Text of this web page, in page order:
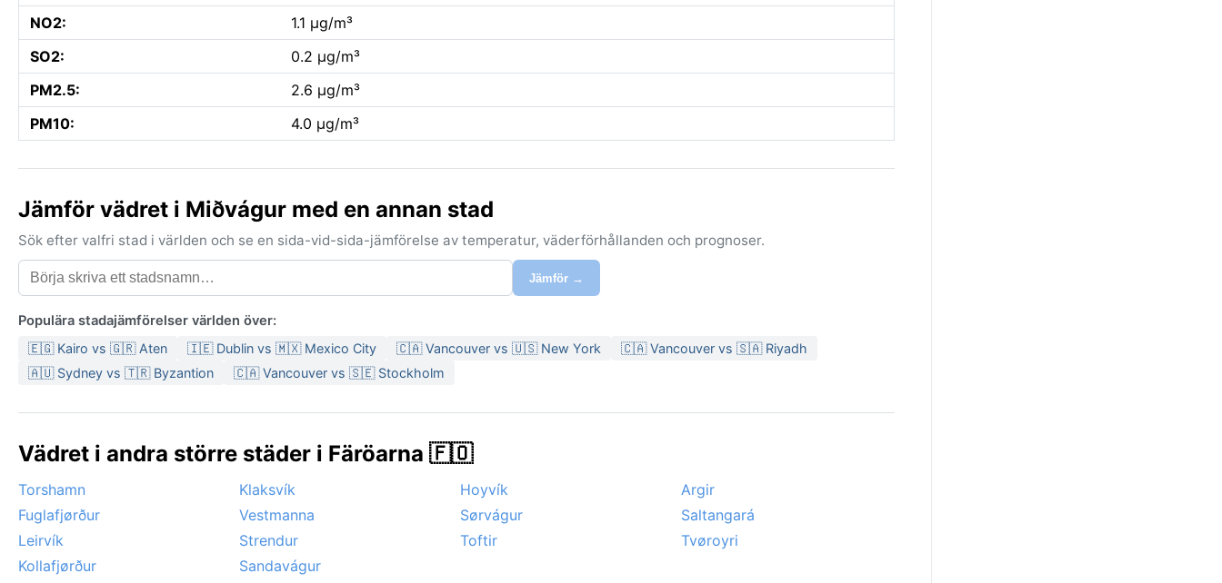
NO2:
1.1 µg/m³
SO2:
0.2 µg/m³
PM2.5:
2.6 µg/m³
PM10:
4.0 µg/m³
Jämför vädret i Miðvágur med en annan stad
Sök efter valfri stad i världen och se en sida-vid-sida-jämförelse av temperatur, väderförhållanden och prognoser.
Jämför →
Populära stadajämförelser världen över:
🇪🇬 Kairo vs 🇬🇷 Aten 🇮🇪 Dublin vs 🇲🇽 Mexico City 🇨🇦 Vancouver vs 🇺🇸 New York
🇨🇦 Vancouver vs 🇸🇦 Riyadh
🇦🇺 Sydney vs 🇹🇷 Byzantion
🇨🇦 Vancouver vs 🇸🇪 Stockholm
Vädret i andra större städer i Färöarna 🇫🇴
Torshamn Klaksvík Hoyvík
Argir
Fuglafjørður
Vestmanna Sørvágur
Saltangará
Leirvík
Strendur Toftir
Tvøroyri
Kollafjørður
Sandavágur